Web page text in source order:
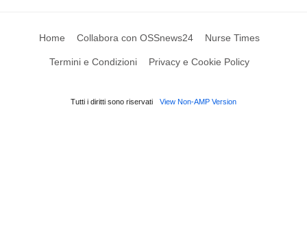
Home Collabora con OSSnews24 Nurse Times
Termini e Condizioni Privacy e Cookie Policy
Tutti i diritti sono riservati View Non-AMP Version